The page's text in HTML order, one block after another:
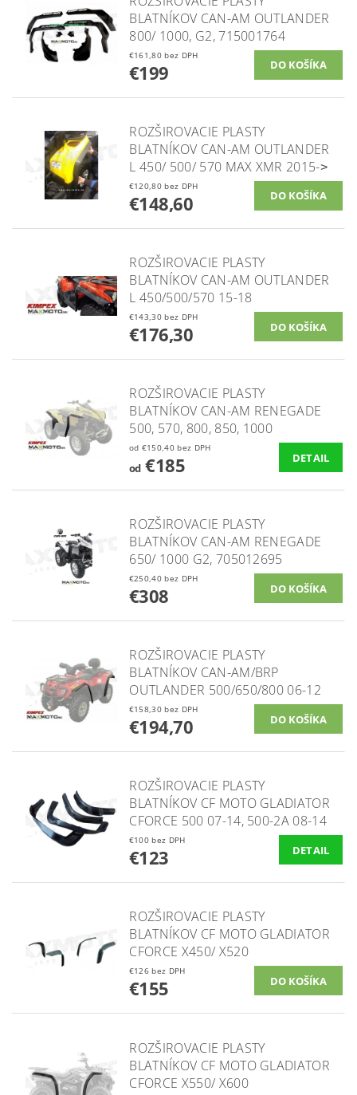
BLATNÍKOV CAN-AM OUTLANDER
800/ 1000, G2, 715001764
€161,80 bez DPH
€199
ROZŠIROVACIE PLASTY
BLATNÍKOV CAN-AM OUTLANDER
L 450/ 500/ 570 MAX XMR 2015-˃
€120,80 bez DPH
€148,60
ROZŠIROVACIE PLASTY
BLATNÍKOV CAN-AM OUTLANDER
L 450/500/570 15-18
€143,30 bez DPH
€176,30
ROZŠIROVACIE PLASTY
BLATNÍKOV CAN-AM RENEGADE
500, 570, 800, 850, 1000
od €150,40 bez DPH
od€185 DETAIL
ROZŠIROVACIE PLASTY
BLATNÍKOV CAN-AM RENEGADE
650/ 1000 G2, 705012695
€250,40 bez DPH
€308
ROZŠIROVACIE PLASTY
BLATNÍKOV CAN-AM/BRP
OUTLANDER 500/650/800 06-12
€158,30 bez DPH
€194,70
ROZŠIROVACIE PLASTY
BLATNÍKOV CF MOTO GLADIATOR
CFORCE 500 07-14, 500-2A 08-14
€100 bez DPH
€123 DETAIL
ROZŠIROVACIE PLASTY
BLATNÍKOV CF MOTO GLADIATOR
CFORCE X450/ X520
€126 bez DPH
€155
ROZŠIROVACIE PLASTY
BLATNÍKOV CF MOTO GLADIATOR
CFORCE X550/ X600